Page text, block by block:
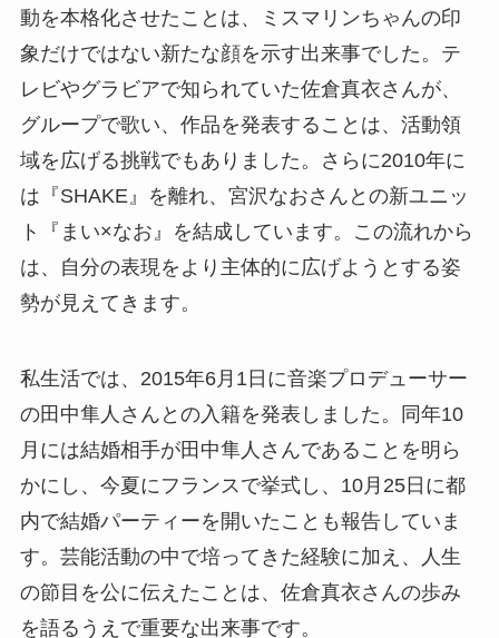
動を本格化させたことは、ミスマリンちゃんの印
象だけではない新たな顔を示す出来事でした。テ
レビやグラビアで知られていた佐倉真衣さんが、
グループで歌い、作品を発表することは、活動領
域を広げる挑戦でもありました。さらに2010年に
は『SHAKE』を離れ、宮沢なおさんとの新ユニッ
ト『まい×なお』を結成しています。この流れから
は、自分の表現をより主体的に広げようとする姿
勢が見えてきます。
私生活では、2015年6月1日に音楽プロデューサー
の田中隼人さんとの入籍を発表しました。同年10
月には結婚相手が田中隼人さんであることを明ら
かにし、今夏にフランスで挙式し、10月25日に都
内で結婚パーティーを開いたことも報告していま
す。芸能活動の中で培ってきた経験に加え、人生
の節目を公に伝えたことは、佐倉真衣さんの歩み
を語るうえで重要な出来事です。